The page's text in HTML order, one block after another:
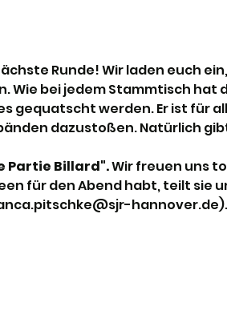
Runde! Wir laden euch
Wie bei jedem Stammtisch hat
gequatscht werden. Er ist für
dazustoßen. Natürlich
Partie Billard". Wir freuen uns
für den Abend habt, teilt sie
hannover.de).